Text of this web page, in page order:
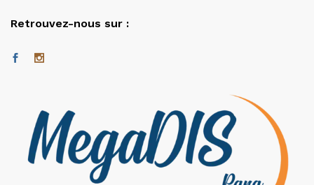
Retrouvez-nous sur :